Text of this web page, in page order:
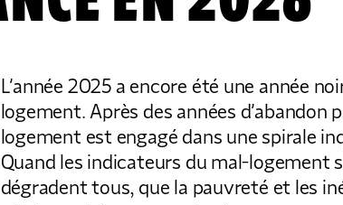
L’année 2025 a encore été une année
logement. Après des années d’abandon
logement est engagé dans une spirale
Quand les indicateurs du mal-logement
dégradent tous, que la pauvreté et les